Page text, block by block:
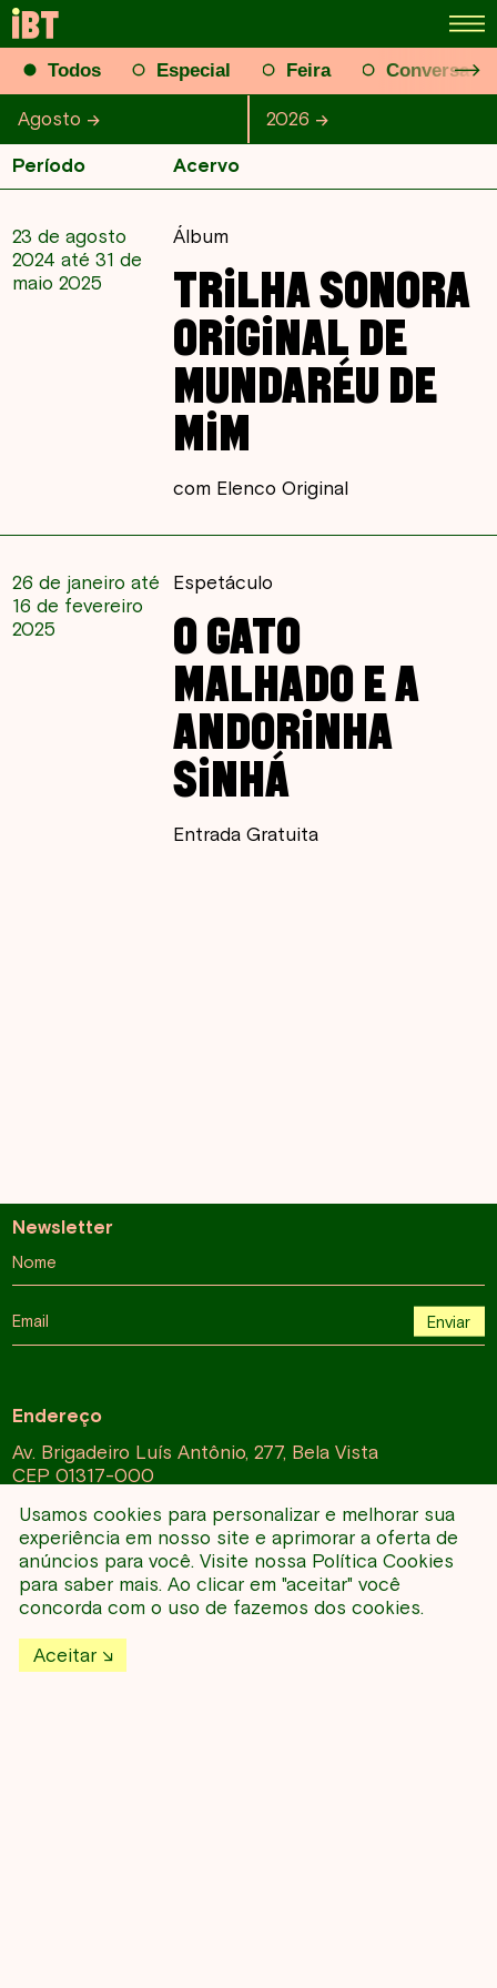
Todos Especial Feira Conversa
Agosto
Janeiro Março Abril
2026
2026
Período Acervo
23 de agosto
2024 até 31 de
maio 2025
Álbum
TRILHA SONORA
ORIGINAL DE
MUNDARÉU DE
MIM
com Elenco Original
26 de janeiro até
16 de fevereiro
2025
Espetáculo
O GATO
MALHADO E A
ANDORINHA
SINHÁ
Entrada Gratuita
Endereço
Av. Brigadeiro Luís Antônio, 277, Bela Vista
CEP 01317-000
Contato
Tel: (11) 91571-3514
E-mail:comunicacao@ibt.art
Newsletter
Nome
Email Enviar
Usamos cookies para personalizar e melhorar sua
experiência em nosso site e aprimorar a oferta de
anúncios para você. Visite nossa Política Cookies
para saber mais. Ao clicar em "aceitar" você
concorda com o uso de fazemos dos cookies.
Aceitar